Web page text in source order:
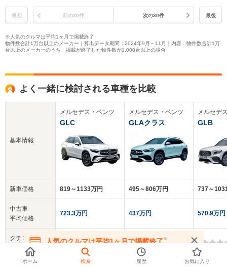
最初 前の30件 次の30件 最後
※人気のクルマは平均1ヶ月で掲載終了
物件数合計1万台以上のメーカー｜算出データ期間：2024年9月～11月｜内容：物件数合計1万
台以上のメーカーのうち、掲載が終了した物件数が1,000台以上の場合
よく一緒に検討される車種を比較
基本情報
新車価格
中古車
平均価格
クチコミ
総合評価
メルセデス・ベンツ
GLC
819～1133万円
723.3万円
-
メルセデス・ベンツ
GLAクラス
495～806万円
437万円
5.0
メルセデ
GLB
737～
570.9万円
-
人気のクルマは平均1ヶ月で掲載終了※
在庫が無くなる前にお問い合わせください
ホーム 検索 履歴 お気に入り